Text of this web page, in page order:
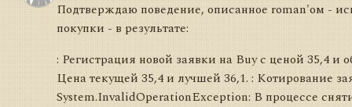
Подтверждаю поведение, описанное roman'ом -
покупки - в результате:
: Регистрация новой заявки на Buy с ценой 35,4 и
Цена текущей 35,4 и лучшей 36,1. : Котирование
System.InvalidOperationException: В процессе